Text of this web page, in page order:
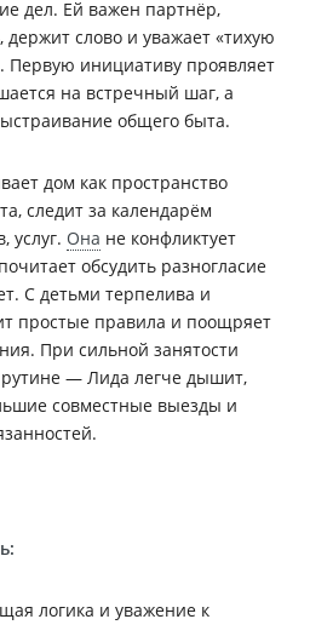
дел. Ей важен партнёр,
держит слово и уважает «тихую
Первую инициативу проявляет
на встречный шаг, а
общего быта.
дом как пространство
следит за календарём
услуг. Она не конфликтует
обсудить разногласие
С детьми терпелива и
простые правила и поощряет
При сильной занятости
— Лида легче дышит,
совместные выезды и
логика и уважение к